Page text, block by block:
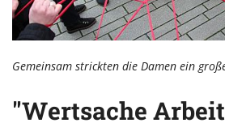
Gemeinsam strickten die Damen ein
"Wertsache